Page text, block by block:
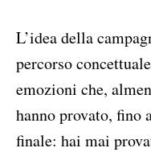
L’idea della
percorso
emozioni che,
hanno provato, fino
finale: hai mai